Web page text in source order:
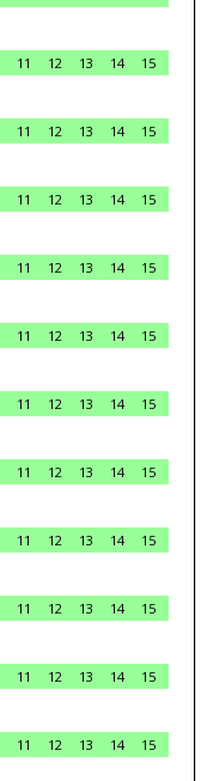
11 12 13 14
15
11 12 13 14
15
11 12 13 14
15
11 12 13 14
15
11 12 13 14
15
11 12 13 14
15
11 12 13 14
15
11 12 13 14
15
11 12 13 14
15
11 12 13 14
15
11 12 13 14
15